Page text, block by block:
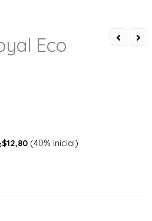
Eco
$12,80(40% inicial)